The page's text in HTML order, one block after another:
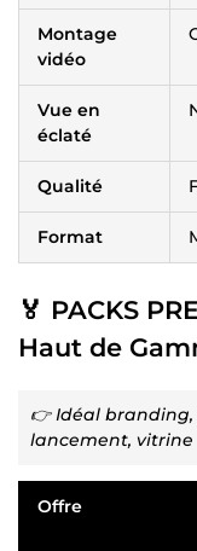
Montage
vidéo
Vue en
éclaté
Qualité
Format
🏅 PACKS
Haut de
👉 Idéal
lancement, vitrine
Offre